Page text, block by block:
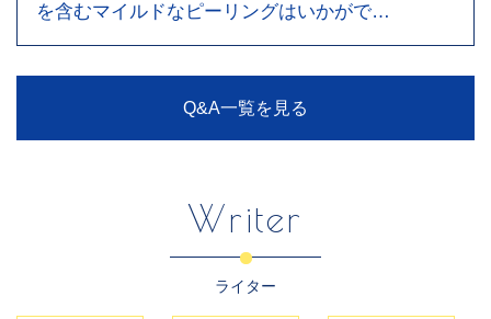
を含むマイルドなピーリングはいかがで…
Q&A一覧を見る
Writer
ライター